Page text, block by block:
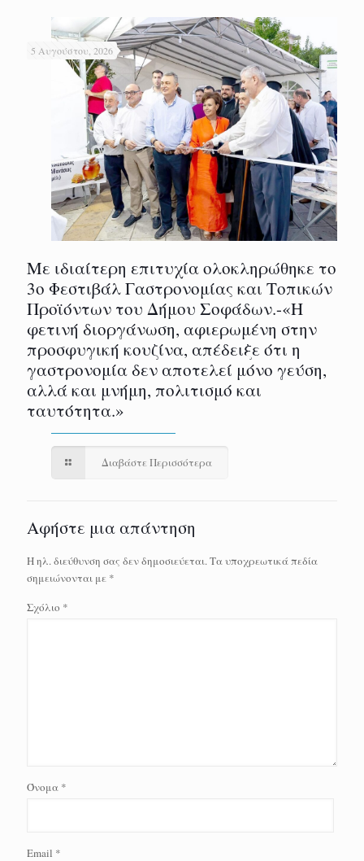
5 Αυγούστου, 2026
Με ιδιαίτερη επιτυχία ολοκληρώθηκε το
3ο Φεστιβάλ Γαστρονομίας και Τοπικών
Προϊόντων του Δήμου Σοφάδων.-«Η
φετινή διοργάνωση, αφιερωμένη στην
προσφυγική κουζίνα, απέδειξε ότι η
γαστρονομία δεν αποτελεί μόνο γεύση,
αλλά και μνήμη, πολιτισμό και
ταυτότητα.»
Διαβάστε Περισσότερα
Αφήστε μια απάντηση
Η ηλ. διεύθυνση σας δεν δημοσιεύεται.Τα υποχρεωτικά πεδία
σημειώνονται με *
Σχόλιο *
Όνομα *
Email *